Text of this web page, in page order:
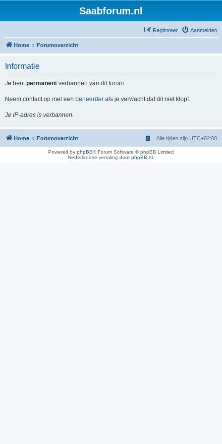
Saabforum.nl
Aanmelden
Registreer
Home Forumoverzicht
Informatie
Je bentpermanent verbannen van dit forum.
Neem contact op met een beheerder als je verwacht dat dit niet klopt.
Je IP-adres is verbannen.
Home Forumoverzicht Alle tijden zijn UTC+02:00
Powered by phpBB® Forum Software © phpBB Limited
Nederlandse vertaling doorphpBB.nl